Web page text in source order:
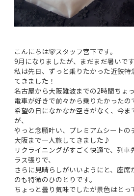
こんにちは🐻スタッフ宮下です。
9月になりましたが、まだまだ暑いで
私は先日、ずっと乗りたかった近鉄特
てきました！
名古屋から大阪難波までの2時間ちょっ
電車が好きで前々から乗りたかったの
希望の日になかなか空きがなく、今ま
が、
やっと念願叶い、プレミアムシートの
大阪まで一人旅してきました♪
リクライニングがすごく快適で、列
ラス張りで、
さらに見晴らしがいいようにと、座席
のも特徴のひのとりです。
ちょっと曇り気味でしたが景色はとっ